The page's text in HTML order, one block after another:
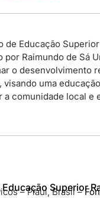
de Educação
por Raimundo de Sá
o desenvolvimento
visando uma
a comunidade local e
Superior
– Piauí, Brasil –